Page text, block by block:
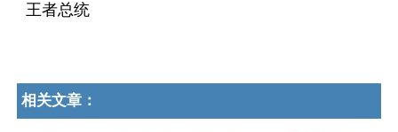
王者总统
相关文章：